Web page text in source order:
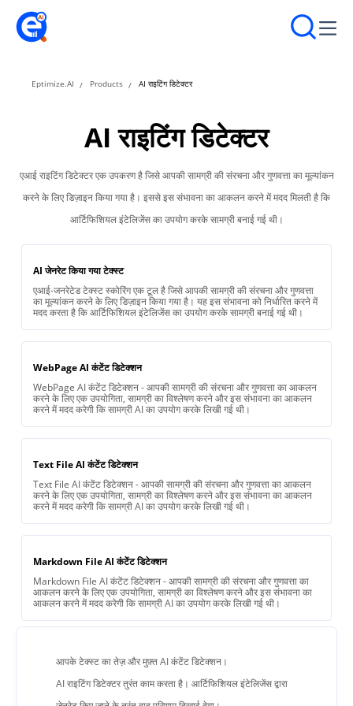
Eptimize.AI Products AI राइटिंग डिटेक्टर
AI राइटिंग डिटेक्टर
एआई राइटिंग डिटेक्टर एक उपकरण है जिसे आपकी सामग्री की संरचना और गुणवत्ता का मूल्यांकन
करने के लिए डिज़ाइन किया गया है। इससे इस संभावना का आकलन करने में मदद मिलती है कि
आर्टिफिशियल इंटेलिजेंस का उपयोग करके सामग्री बनाई गई थी।
AI जेनरेट किया गया टेक्स्ट
एआई-जनरेटेड टेक्स्ट स्कोरिंग एक टूल है जिसे आपकी सामग्री की संरचना और गुणवत्ता
का मूल्यांकन करने के लिए डिज़ाइन किया गया है। यह इस संभावना को निर्धारित करने में
मदद करता है कि आर्टिफिशियल इंटेलिजेंस का उपयोग करके सामग्री बनाई गई थी।
WebPage AI कंटेंट डिटेक्शन
WebPage AI कंटेंट डिटेक्शन - आपकी सामग्री की संरचना और गुणवत्ता का आकलन
करने के लिए एक उपयोगिता, सामग्री का विश्लेषण करने और इस संभावना का आकलन
करने में मदद करेगी कि सामग्री AI का उपयोग करके लिखी गई थी।
Text File AI कंटेंट डिटेक्शन
Text File AI कंटेंट डिटेक्शन - आपकी सामग्री की संरचना और गुणवत्ता का आकलन
करने के लिए एक उपयोगिता, सामग्री का विश्लेषण करने और इस संभावना का आकलन
करने में मदद करेगी कि सामग्री AI का उपयोग करके लिखी गई थी।
Markdown File AI कंटेंट डिटेक्शन
Markdown File AI कंटेंट डिटेक्शन - आपकी सामग्री की संरचना और गुणवत्ता का
आकलन करने के लिए एक उपयोगिता, सामग्री का विश्लेषण करने और इस संभावना का
आकलन करने में मदद करेगी कि सामग्री AI का उपयोग करके लिखी गई थी।
आपके टेक्स्ट का तेज़ और मुफ़्त AI कंटेंट डिटेक्शन।
AI राइटिंग डिटेक्टर तुरंत काम करता है। आर्टिफिशियल इंटेलिजेंस द्वारा